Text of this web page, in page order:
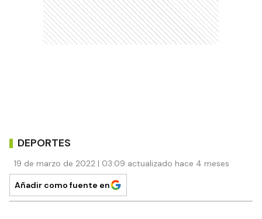
DEPORTES
19 de marzo de 2022 | 03:09 actualizado hace 4 meses
Añadir como fuente en